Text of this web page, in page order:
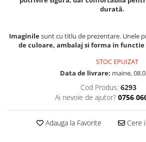
Seminte fasole
Seminte pastarnac
Seminte salata
Seminte sfecla
Seminte telina
durată.
Imaginilesunt cu titlu de prezentare. Unele
de culoare, ambalaj si forma in
STOC EPUIZAT
Data de livrare: maine,
Cod Produs: 6293
Ai nevoie de ajutor? 0756
Adauga la Favorite Cere